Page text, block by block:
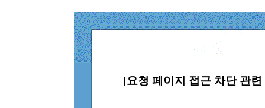
[요청 페이지 접근 차단 관